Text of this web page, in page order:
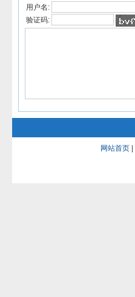
用户名:
验证码:
网站首页